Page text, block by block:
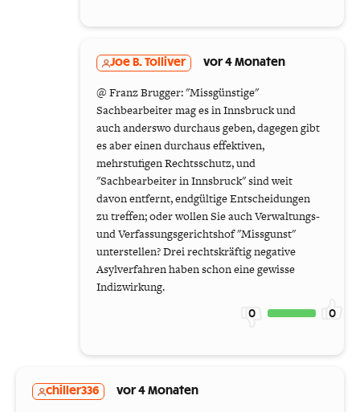
Joe B. Tolliver vor 4 Monaten
@ Franz Brugger: "Missgünstige"
Sachbearbeiter mag es in Innsbruck und
auch anderswo durchaus geben, dagegen gibt
es aber einen durchaus effektiven,
mehrstufigen Rechtsschutz, und
"Sachbearbeiter in Innsbruck" sind weit
davon entfernt, endgültige Entscheidungen
zu treffen; oder wollen Sie auch Verwaltungs-
und Verfassungsgerichtshof "Missgunst"
unterstellen? Drei rechtskräftig negative
Asylverfahren haben schon eine gewisse
Indizwirkung.
0 0
chiller336 vor 4 Monaten